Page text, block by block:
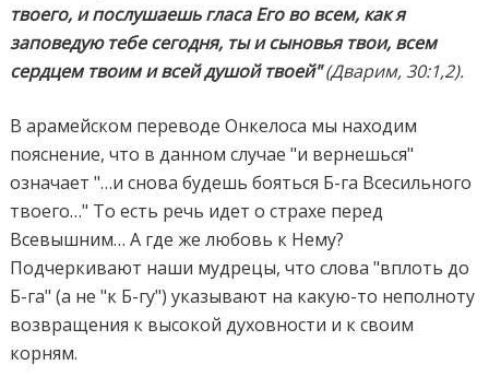
твоего, и послушаешь гласа Его во всем, как я
заповедую тебе сегодня, ты и сыновья твои, всем
сердцем твоим и всей душой твоей"(Дварим, 30:1,2).
В арамейском переводе Онкелоса мы находим
пояснение, что в данном случае "и вернешься"
означает "…и снова будешь бояться Б-га Всесильного
твоего…" То есть речь идет о страхе перед
Всевышним… А где же любовь к Нему?
Подчеркивают наши мудрецы, что слова "вплоть до
Б-га" (а не "к Б-гу") указывают на какую-то неполноту
возвращения к высокой духовности и к своим
корням.